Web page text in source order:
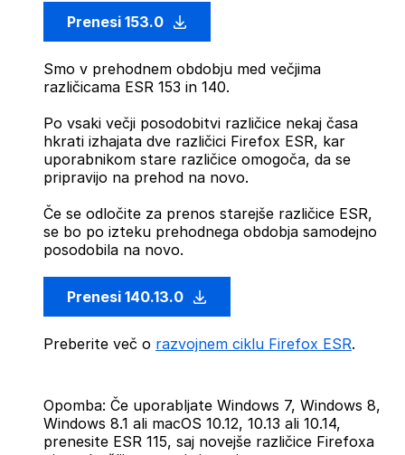
Prenesi 153.0
Smo v prehodnem obdobju med večjima
različicama ESR 153 in 140.
Po vsaki večji posodobitvi različice nekaj časa
hkrati izhajata dve različici Firefox ESR, kar
uporabnikom stare različice omogoča, da se
pripravijo na prehod na novo.
Če se odločite za prenos starejše različice ESR,
se bo po izteku prehodnega obdobja samodejno
posodobila na novo.
Prenesi 140.13.0
Preberite več o razvojnem ciklu Firefox ESR.
Opomba: Če uporabljate Windows 7, Windows 8,
Windows 8.1 ali macOS 10.12, 10.13 ali 10.14,
prenesite ESR 115, saj novejše različice Firefoxa